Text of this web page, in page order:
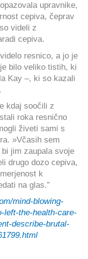
upravnike,
cepiva, čeprav
videli z
cepiva.
resnico, a jo je
bilo veliko tistih, ki
Kay –, ki so kazali
kdaj soočili z
roka resnično
živeti sami s
»Včasih sem
jim zaupala svoje
drugo dozo cepiva,
k
na glas.”
mind-blowing-
left-the-health-care-
describe-brutal-